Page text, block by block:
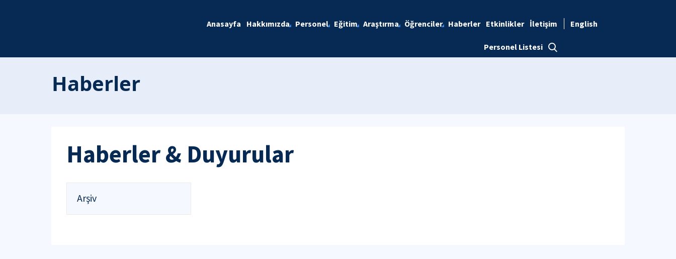
Anasayfa Hakkımızda Personel Eğitim Araştırma Öğrenciler Haberler Etkinlikler İletişim
Personel Listesi
English
Haberler
Haberler & Duyurular
Arşiv